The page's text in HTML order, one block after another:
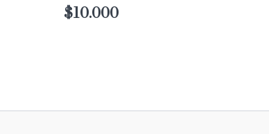
$10.000